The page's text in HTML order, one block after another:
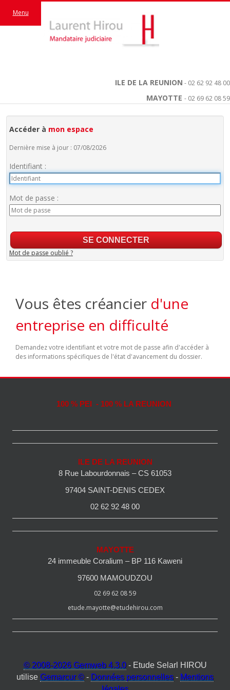
ILE DE LA REUNION - 02 62 92 48 00
MAYOTTE - 02 69 62 08 59
Menu
Accéder à mon espace
Dernière mise à jour : 07/08/2026
Identifiant :
Mot de passe :
Mot de passe oublié ?
Vous êtes créancier d'une
entreprise en difficulté
Demandez votre identifiant et votre mot de passe afin d'accéder à
des informations spécifiques de l'état d'avancement du dossier.
100 % PEI - 100 % LA REUNION
ILE DE LA REUNION
8 Rue Labourdonnais – CS 61053
97404 SAINT-DENIS CEDEX
02 62 92 48 00
MAYOTTE
24 immeuble Coralium – BP 116 Kaweni
97600 MAMOUDZOU
02 69 62 08 59
etude.mayotte@etudehirou.com
© 2008-2026 Gemweb 4.3.0- Etude Selarl HIROU
utilise Gemarcur © - Données personnelles - Mentions